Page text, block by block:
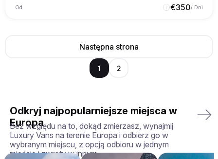
Od €350/ Dni
Następna strona
1 2
Odkryj najpopularniejsze miejsca w
Europa
Bez względu na to, dokąd zmierzasz, wynajmij
Luxury Vans na terenie Europa i odbierz go w
wybranym miejscu, z opcją odbioru w jednym
mieście i zwrotu w innym.